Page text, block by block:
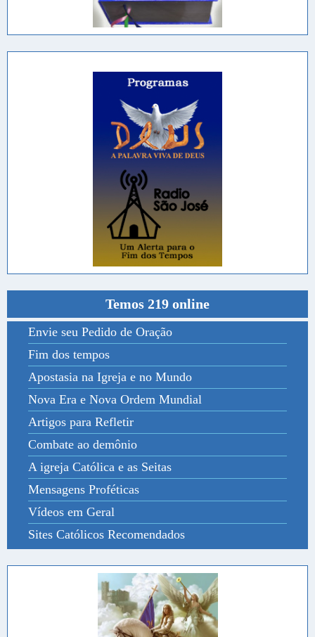
Temos 219 online
Envie seu Pedido de Oração
Fim dos tempos
Apostasia na Igreja e no Mundo
Nova Era e Nova Ordem Mundial
Artigos para Refletir
Combate ao demônio
A igreja Católica e as Seitas
Mensagens Proféticas
Vídeos em Geral
Sites Católicos Recomendados